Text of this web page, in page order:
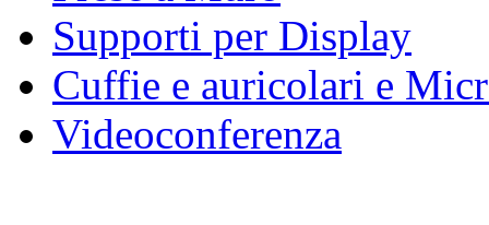
Supporti per Display
Cuffie e auricolari e
Videoconferenza